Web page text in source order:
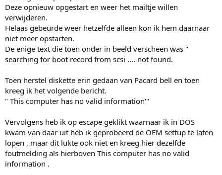
r
Deze opnieuw opgestart en weer het mailtje willen
verwijderen.
Helaas gebeurde weer hetzelfde alleen kon ik hem daarnaar
niet meer opstarten.
De enige text die toen onder in beeld verscheen was "
searching for boot record from scsi .... not found.
Toen herstel diskette erin gedaan van Pacard bell en toen
kreeg ik het volgende bericht.
" This computer has no valid information'"
Vervolgens heb ik op escape geklikt waarnaar ik in DOS
kwam van daar uit heb ik geprobeerd de OEM settup te laten
lopen , maar dit lukte ook niet en kreeg hier dezelfde
foutmelding als hierboven This computer has no valid
information .